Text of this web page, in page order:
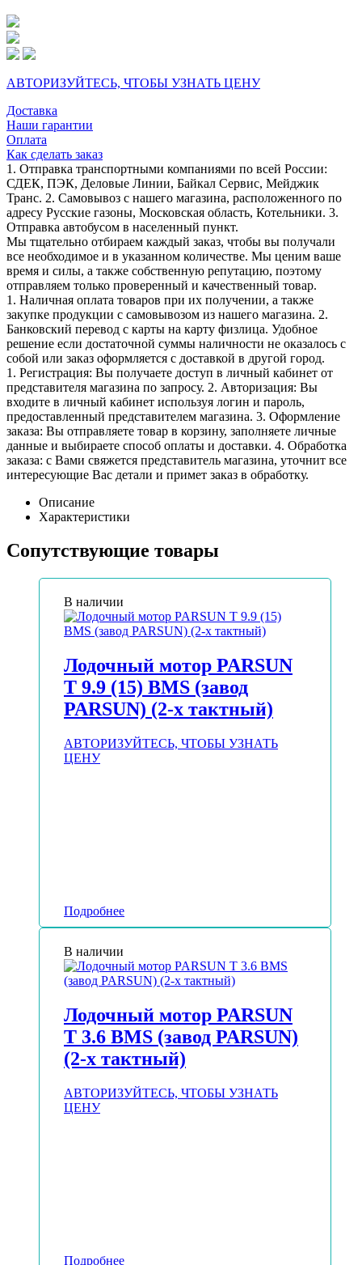
АВТОРИЗУЙТЕСЬ, ЧТОБЫ УЗНАТЬ ЦЕНУ
Доставка
Наши гарантии
Оплата
Как сделать заказ
1. Отправка транспортными компаниями по всей России:
СДЕК, ПЭК, Деловые Линии, Байкал Сервис, Мейджик
Транс. 2. Самовывоз с нашего магазина, расположенного по
адресу Русские газоны, Московская область, Котельники. 3.
Отправка автобусом в населенный пункт.
Мы тщательно отбираем каждый заказ, чтобы вы получали
все необходимое и в указанном количестве. Мы ценим ваше
время и силы, а также собственную репутацию, поэтому
отправляем только проверенный и качественный товар.
1. Наличная оплата товаров при их получении, а также
закупке продукции с самовывозом из нашего магазина. 2.
Банковский перевод с карты на карту физлица. Удобное
решение если достаточной суммы наличности не оказалось с
собой или заказ оформляется с доставкой в другой город.
1. Регистрация: Вы получаете доступ в личный кабинет от
представителя магазина по запросу. 2. Авторизация: Вы
входите в личный кабинет используя логин и пароль,
предоставленный представителем магазина. 3. Оформление
заказа: Вы отправляете товар в корзину, заполняете личные
данные и выбираете способ оплаты и доставки. 4. Обработка
заказа: с Вами свяжется представитель магазина, уточнит все
интересующие Вас детали и примет заказ в обработку.
Описание
Характеристики
Сопутствующие товары
В наличии
Лодочный мотор PARSUN
T 9.9 (15) BMS (завод
PARSUN) (2-х тактный)
АВТОРИЗУЙТЕСЬ, ЧТОБЫ УЗНАТЬ
ЦЕНУ
Подробнее
В наличии
Лодочный мотор PARSUN
T 3.6 BMS (завод PARSUN)
(2-х тактный)
АВТОРИЗУЙТЕСЬ, ЧТОБЫ УЗНАТЬ
ЦЕНУ
Подробнее